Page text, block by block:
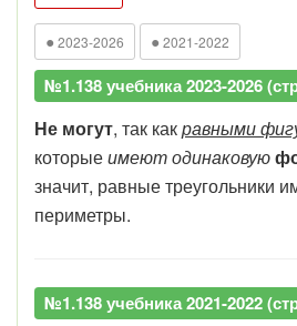
● 2023-2026 ● 2021-2022
№1.138 учебника 2023-2026
Не могут, так какравными
которыеимеют одинаковую
значит, равные треугольники
периметры.
№1.138 учебника 2021-2022